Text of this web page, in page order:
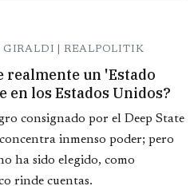
GIRALDI | REALPOLITIK
un 'Estado
en los Estados Unidos?
consignado por el Deep State
concentra inmenso poder; pero
ha sido elegido, como
rinde cuentas.